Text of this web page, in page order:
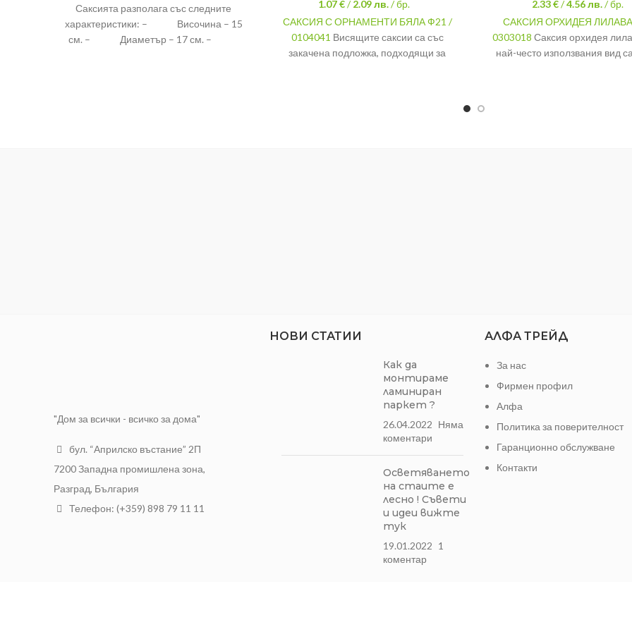
Саксията разполага със следните
характеристики: – Височина – 15
см. – Диаметър – 17 см. –
1.07 €/2.09лв. / бр.
САКСИЯ С ОРНАМЕНТИ БЯЛА Ф21 /
0104041 Висящите саксии са със
закачена подложка, подходящи за
2.33 €/4.56лв. / бр.
САКСИЯ ОРХИДЕЯ
0303018 Саксия орхидея
най-често използвания вид
"Дом за всички - всичко за дома"
бул. “Априлско въстание” 2П
7200 Западна промишлена зона,
Разград, България
Телефон: (+359) 898 79 11 11
НОВИ СТАТИИ
Как да
монтираме
ламиниран
паркет ?
26.04.2022 Няма
коментари
Осветяването
на стаите е
лесно ! Съвети
и идеи вижте
тук
19.01.2022 1
коментар
АЛФА ТРЕЙД
За нас
Фирмен профил
Алфа
Политика за поверителност
Гаранционно обслужване
Контакти